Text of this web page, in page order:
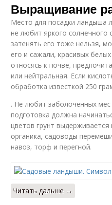
Выращивание
Место для посадки ландыша
не любит яркого солнечного
затенять его тоже нельзя,
его и сажали, красивых
относясь к почве,
или нейтральная. Если
обработка известкой 250
. Не любит заболоченных
подготовка должна
цветов грунт
органика, садоводы
навоз, торф и перегной.
Читать дальше →